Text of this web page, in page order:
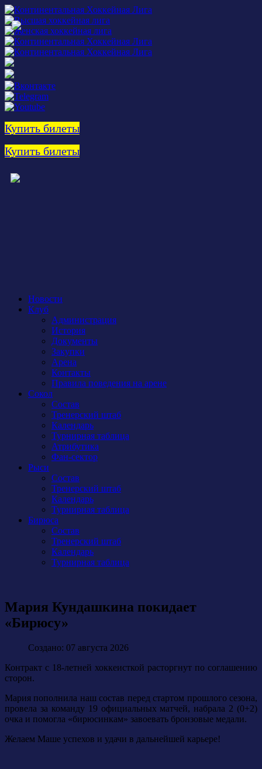
Купить билеты
Купить билеты
Новости
Клуб
Администрация
История
Документы
Закупки
Арена
Контакты
Правила поведения на арене
Сокол
Состав
Тренерский штаб
Календарь
Турнирная таблица
Атрибутика
Фан-сектор
Рыси
Состав
Тренерский штаб
Календарь
Турнирная таблица
Бирюса
Состав
Тренерский штаб
Календарь
Турнирная таблица
Мария Кундашкина покидает
«Бирюсу»
Создано: 07 августа 2026
Контракт с 18-летней хоккеисткой расторгнут по соглашению
сторон.
Мария пополнила наш состав перед стартом прошлого сезона,
провела за команду 19 официальных матчей, набрала 2 (0+2)
очка и помогла «бирюсинкам» завоевать бронзовые медали.
Желаем Маше успехов и удачи в дальнейшей карьере!